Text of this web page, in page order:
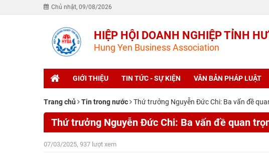
Chủ nhật, 09/08/2026
HIỆP HỘI DOANH NGHIỆP TỈNH
Hung Yen Business Association
GIỚI THIỆU TIN TỨC - SỰ KIỆN VĂN BẢN PHÁP LUẬT
Trang chủ Tin trong nước Thứ trưởng Nguyễn Đức Chi: Ba vấn đề
Thứ trưởng Nguyễn Đức Chi: Ba vấn đề quan
07/03/2025, 937 lượt xem